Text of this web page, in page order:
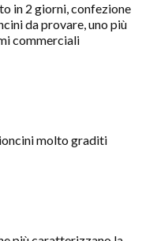
in 2 giorni, confezione
da provare, uno più
commerciali
molto graditi